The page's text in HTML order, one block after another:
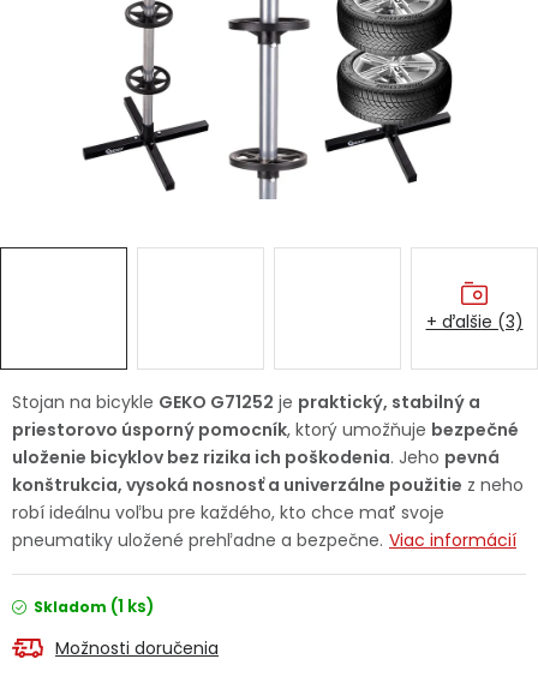
Ochranné pracovné pomôcky
Fotovoltaika
Servis náradia Hodnotenie obchodu
Doprava a platba Váš zákaznícky účet
Kontakty
Reklamačný formulár
Stojan na bicykle GEKO G71252 je praktický, stabilný a
priestorovo úsporný pomocník, ktorý umožňuje bezpečné
uloženie bicyklov bez rizika ich poškodenia. Jeho pevná
konštrukcia, vysoká nosnosť a univerzálne použitie z neho
robí ideálnu voľbu pre každého, kto chce mať svoje
pneumatiky uložené prehľadne a bezpečne. Viac informácií
Skladom (1 ks)
Možnosti doručenia
+ ďalšie (3)